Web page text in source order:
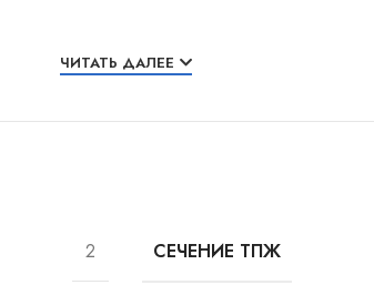
ЧИТАТЬ ДАЛЕЕ
2 СЕЧЕНИЕ ТПЖ